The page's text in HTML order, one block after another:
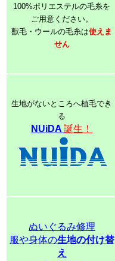
100%ポリエステルの毛糸を
ご用意ください。
獣毛・ウールの毛糸は使えま
せん
生地がないところへ植毛でき
る
NUiDA誕生！
ぬいぐるみ修理
服や身体の生地の付け替
え